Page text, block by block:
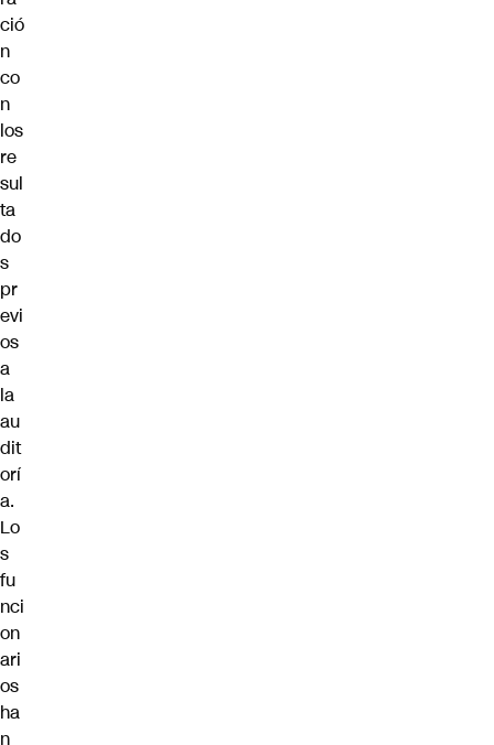
ció
n
co
n
los
re
sul
ta
do
s
pr
evi
os
a
la
au
dit
orí
a.
Lo
s
fu
nci
on
ari
os
ha
n